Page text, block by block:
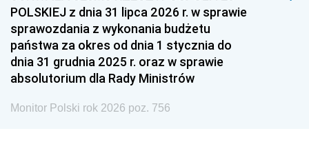
1951 1950
1948 1947 1946
1939 1938
POLSKIEJ z dnia 31 lipca 2026 r. w sprawie
sprawozdania z wykonania budżetu
państwa za okres od dnia 1 stycznia do
dnia 31 grudnia 2025 r. oraz w sprawie
absolutorium dla Rady Ministrów
Monitor Polski rok 2026 poz. 756